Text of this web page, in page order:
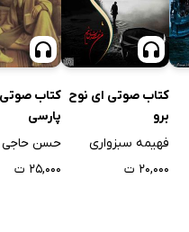
کتاب صوتی ای نوح
برو
فهیمه سبزواری
۲۰,۰۰۰ ت
کتاب
پارسی
حسن حاجی
۲۵,۰۰۰ ت